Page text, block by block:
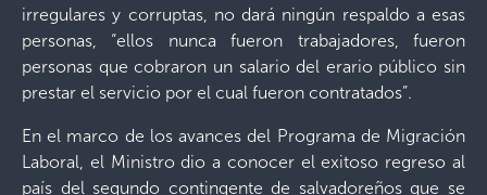
irregulares y corruptas, no dará ningún respaldo a esas
personas, “ellos nunca fueron trabajadores, fueron
personas que cobraron un salario del erario público sin
prestar el servicio por el cual fueron contratados”.
En el marco de los avances del Programa de Migración
Laboral, el Ministro dio a conocer el exitoso regreso al
país del segundo contingente de salvadoreños que se